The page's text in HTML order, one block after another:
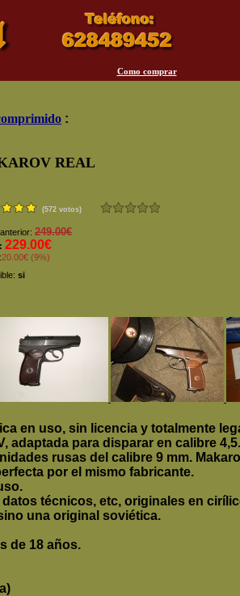
Como comprar
:
REAL
(572 votos)
249.00€
229.00€
20.00€ (9%)
si
en uso, sin licencia y totalmente
adaptada para disparar en calibre 4,5.
rusas del calibre 9 mm.
por el mismo fabricante.
técnicos, etc, originales en
una original soviética.
de 18 años.